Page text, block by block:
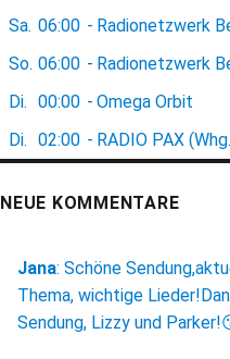
Sa. 06:00 - Radionetzwerk
So. 06:00 - Radionetzwerk
Di. 00:00 - Omega Orbit
Di. 02:00 - RADIO PAX
NEUE KOMMENTARE
Jana: Schöne
Thema, wichtige
Sendung, Lizzy und